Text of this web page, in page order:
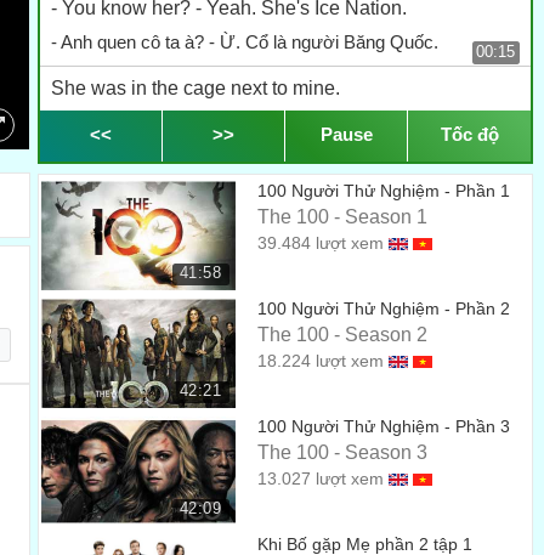
- You know her? - Yeah. She's Ice Nation.
- Anh quen cô ta à? - Ừ. Cổ là người Băng Quốc.
00:15
She was in the cage next to mine.
Cô ta bị nhốt trong lồng kế bên anh.
00:16
Where the hell is Echo?
Echo biến đi đâu rồi?
Ai haiplana.
Khấu kiến Nữ Hoàng. Đã phát động chiến tranh thành công.
Alie. controls people one person at a time
Alie sẽ kiểm soát từng người một...
until there is no one left.
cho đến khi chẳng còn lại ai.
What we're doing is too important.
Điều chúng ta đang làm rất quan trọng.
<< >> Pause Tốc độ
41:58
100 Người Thử Nghiệm - Phần 1
The 100 - Season 1
39.484 lượt xem
42:21
100 Người Thử Nghiệm - Phần 2
The 100 - Season 2
18.224 lượt xem
42:09
100 Người Thử Nghiệm - Phần 3
The 100 - Season 3
13.027 lượt xem
Khi Bố gặp Mẹ phần 2 tập 1